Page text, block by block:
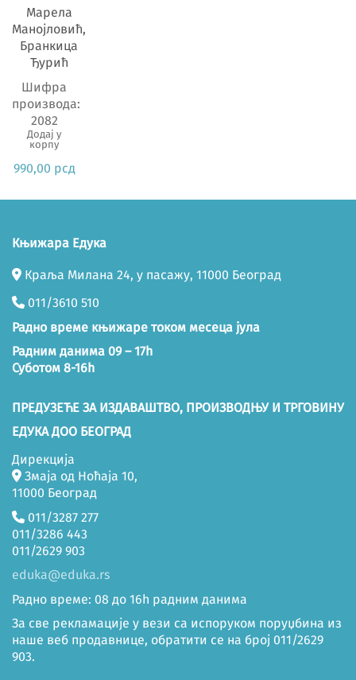
Марела
Манојловић,
Бранкица
Ђурић
Шифра
производа:
2082
Додај у
корпу
990,00 рсд
Књижара Едука
Краља Милана 24, у пасажу, 11000 Београд
011/3610 510
Радно време књижаре током месеца јула
Радним данима 09 – 17h
Суботом 8-16h
ПРЕДУЗЕЋЕ ЗА ИЗДАВАШТВО, ПРОИЗВОДЊУ И ТРГОВИНУ
ЕДУКА ДОО БЕОГРАД
Дирекција
Змаја од Ноћаја 10,
11000 Београд
011/3287 277
011/3286 443
011/2629 903
eduka@eduka.rs
Радно време: 08 до 16h радним данима
За све рекламације у вези са испоруком поруџбина из
наше веб продавнице, обратити се на број 011/2629
903.